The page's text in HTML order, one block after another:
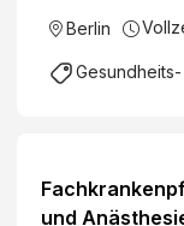
Berlin
und